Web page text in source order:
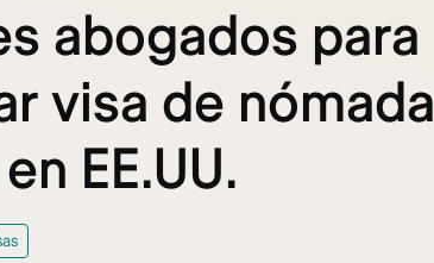
abogados para
visa de nómada
EE.UU.